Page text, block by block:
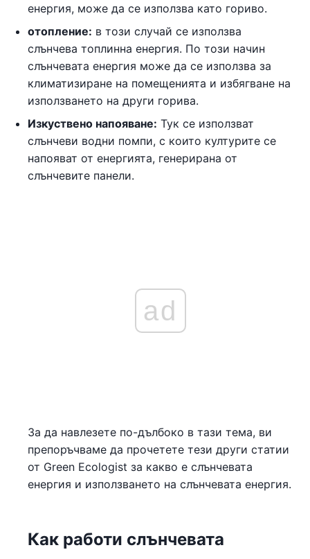
енергия, може да се използва като гориво.
отопление: в този случай се използва
слънчева топлинна енергия. По този начин
слънчевата енергия може да се използва за
климатизиране на помещенията и избягване на
използването на други горива.
Изкуствено напояване: Тук се използват
слънчеви водни помпи, с които културите се
напояват от енергията, генерирана от
слънчевите панели.
ad
За да навлезете по-дълбоко в тази тема, ви
препоръчваме да прочетете тези други статии
от Green Ecologist за какво е слънчевата
енергия и използването на слънчевата енергия.
Как работи слънчевата